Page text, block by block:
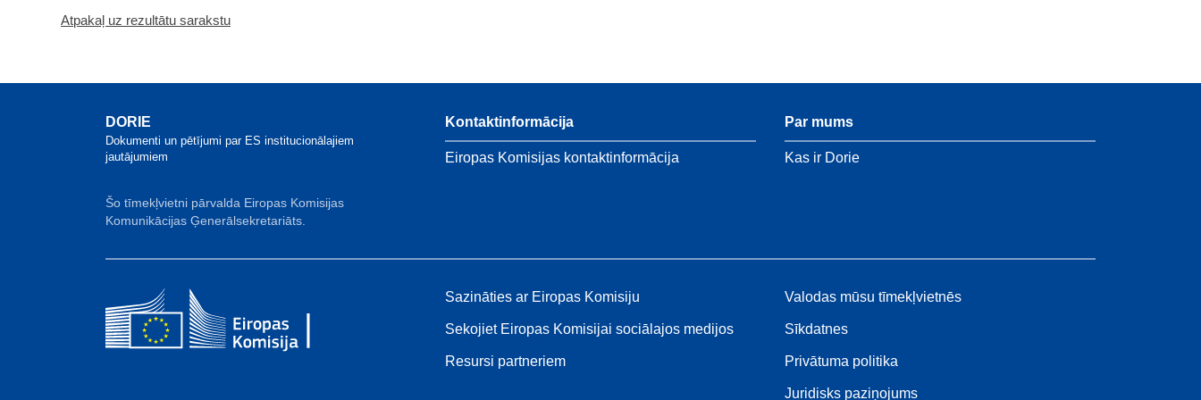
Atpakaļ uz rezultātu sarakstu
DORIE
Dokumenti un pētījumi par ES institucionālajiem
jautājumiem
Šo tīmekļvietni pārvalda Eiropas Komisijas
Komunikācijas Ģenerālsekretariāts.
Kontaktinformācija
Eiropas Komisijas kontaktinformācija
Par mums
Kas ir Dorie
Sazināties ar Eiropas Komisiju
Sekojiet Eiropas Komisijai sociālajos medijos
Resursi partneriem
Valodas mūsu tīmekļvietnēs
Sīkdatnes
Privātuma politika
Juridisks paziņojums